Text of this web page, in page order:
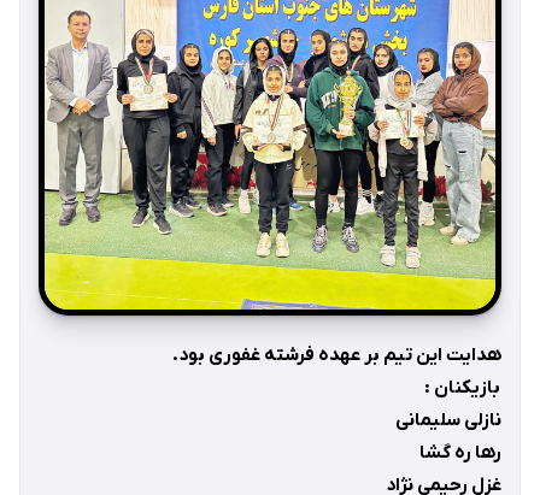
هدايت اين تيم بر عهده فرشته غفوری بود.
بازيكنان :
نازلی سلیمانی
رها ره گشا
غزل رحيمی نژاد